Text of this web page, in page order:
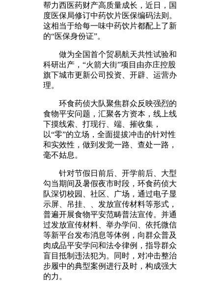
帮力西医药财产高质量成长，近日，国
度医保局修订中药饮片医保编码法则。
这相当于给每一味中药饮片都配上了新
的“医保身份证”。
做为全国首个贸易航天共性试验和
科研出产，“火箭大街”项目由亦庄控股
旗下城市更新公司投资、开辟、运营办
理。
环食药侦大队聚焦群众反映强烈的
食物平安问题，汇聚各方资本，线上线
下摸线索、打现行、端、摧收集，
以“零”的立场，全面提拔冲击的针对性
和实效性，做到发觉一路、查处一路，
毫不姑息。
针对节假日前后、开学前后、大型
勾当期间及暑假夜市时段，环食药侦大
队深切校园、社区、广场，通过电子显
示屏、吊挂、、发放宣传材料等形式，
普遍开展食物平安范畴普法宣传。并通
过发放宣传材料、举办学问、依托微信
等新平台发布消息等体例，向群众普及
肉成品平安学问和法令律例，指导群众
盲目抵制违法犯为。同时，对冲击整治
步履中的典型案例进行及时，构成强大
的力。